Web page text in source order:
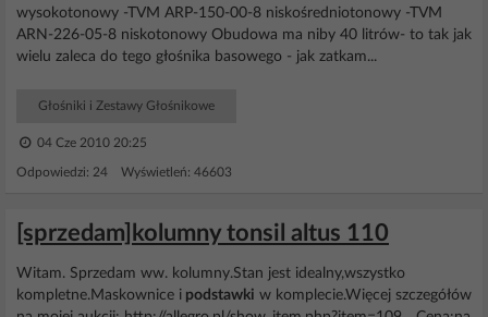
wysokotonowy -TVM ARP-150-00-8 niskośredniotonowy -TVM
ARN-226-05-8 niskotonowy Obudowa ma niby 40 litrów- to tak jak
wielu zaleca do tego głośnika basowego - jak zatkam...
Głośniki i Zestawy Głośnikowe
04 Cze 2010 20:25
Odpowiedzi: 24 Wyświetleń: 46603
[sprzedam]kolumny tonsil altus 110
Witam. Sprzedam ww. kolumny.Stan jest idealny,wszystko
kompletne.Maskownice i podstawki w komplecie.Więcej szczegółów